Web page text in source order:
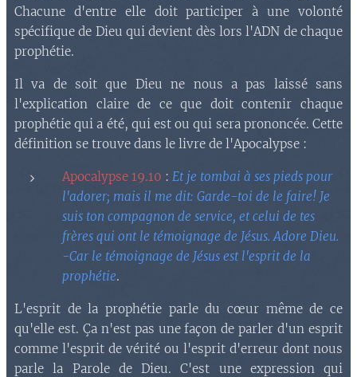
Chacune d'entre elle doit participer à une volonté
spécifique de Dieu qui devient dès lors l'ADN de chaque
prophétie.
Il va de soit que Dieu ne nous a pas laissé sans
l'explication claire de ce que doit contenir chaque
prophétie qui a été, qui est ou qui sera prononcée. Cette
définition se trouve dans le livre de l'Apocalypse :
Apocalypse 19.10 : Et je tombai à ses pieds pour
l'adorer; mais il me dit: Garde-toi de le faire! Je
suis ton compagnon de service, et celui de tes
frères qui ont le témoignage de Jésus. Adore Dieu.
-Car le témoignage de Jésus est l'esprit de la
prophétie.
L'esprit de la prophétie parle du cœur même de ce
qu'elle est. Ça n'est pas une façon de parler d'un esprit
comme l'esprit de vérité ou l'esprit d'erreur dont nous
parle la Parole de Dieu. C'est une expression qui